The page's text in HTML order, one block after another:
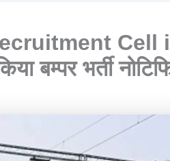
Cell
बम्पर भर्ती